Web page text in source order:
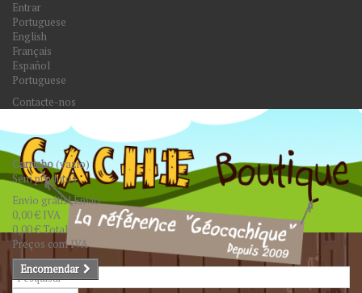
Entrar
Portuguese
English
Français
Español
Portuguese
Contacte-nos
Carrinho(vazio)
Sem produtos
Envio grátis!Envio
0,00 € IVA
0,00 €Total
Preços com IVA
Encomendar